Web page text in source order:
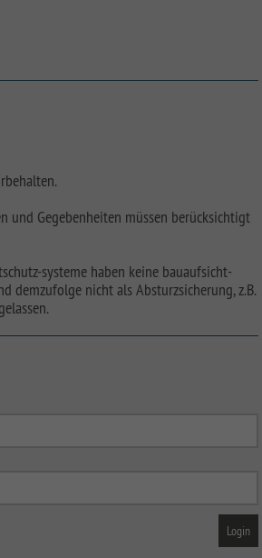
und Gegebenheiten müssen berücksichtigt
systeme haben keine bauaufsicht-
demzufolge nicht als Absturzsicherung, z.B.